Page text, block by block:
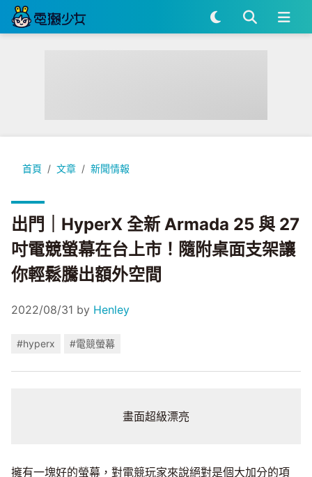
首頁 文章 新聞情報
出門｜HyperX 全新 Armada 25 與 27 吋電競螢幕在台上市！
出門｜HyperX 全新 Armada 25 與 27
吋電競螢幕在台上市！隨附桌面支架讓
你輕鬆騰出額外空間
2022/08/31 by Henley
#hyperx #電競螢幕
畫面超級漂亮
擁有一塊好的螢幕，對電競玩家來說絕對是個大加分的項